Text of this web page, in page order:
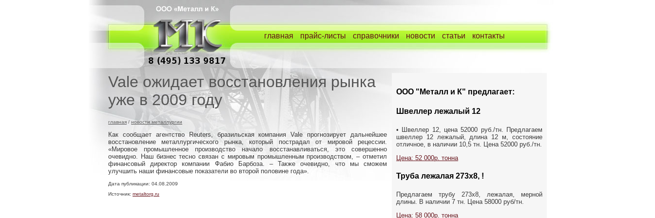
главная прайс-листы справочники новости статьи контакты
ООО "Металл и К" предлагает:
Швеллер лежалый 12
• Швеллер 12, цена 52000 руб./тн. Предлагаем
швеллер 12 лежалый, длина 12 м, состояние
отличное, в наличии 10,5 тн. Цена 52000 руб./тн.
Цена: 52 000р. тонна
Труба лежалая 273х8, !
Предлагаем трубу 273х8, лежалая, мерной
длины. В наличии 7 тн. Цена 58000 руб/тн.
Цена: 58 000р. тонна
Vale ожидает восстановления рынка
уже в 2009 году
главная / новости металлургии
Как сообщает агентство Reuters, бразильская компания Vale прогнозирует дальнейшее
восстановление металлургического рынка, который пострадал от мировой рецессии.
«Мировое промышленное производство начало восстанавливаться, это совершенно
очевидно. Наш бизнес тесно связан с мировым промышленным производством, – отметил
финансовый директор компании Фабио Барбоза. – Также очевидно, что мы сможем
улучшить наши финансовые показатели во второй половине года».
Дата публикации: 04.08.2009
Источник: metaltorg.ru